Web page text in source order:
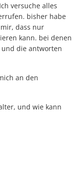
versuche alles
bisher habe
dass nur
kann. bei denen
die antworten
an den
und wie kann